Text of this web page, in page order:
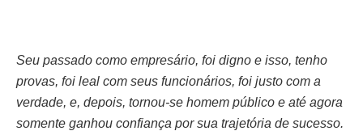
Seu passado como empresário, foi digno e isso, tenho
provas, foi leal com seus funcionários, foi justo com a
verdade, e, depois, tornou-se homem público e até agora
somente ganhou confiança por sua trajetória de sucesso.